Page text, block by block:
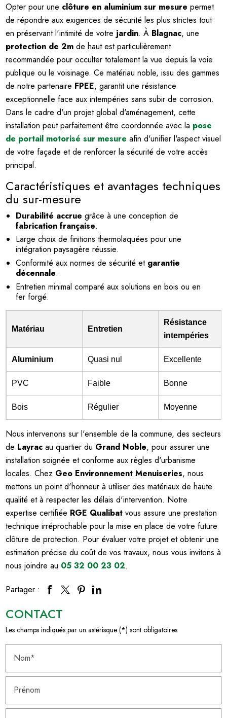
Opter pour une clôture en aluminium sur mesure permet
de répondre aux exigences de sécurité les plus strictes tout
en préservant l'intimité de votre jardin. À Blagnac, une
protection de 2m de haut est particulièrement
recommandée pour occulter totalement la vue depuis la voie
publique ou le voisinage. Ce matériau noble, issu des gammes
de notre partenaire FPEE, garantit une résistance
exceptionnelle face aux intempéries sans subir de corrosion.
Dans le cadre d'un projet global d'aménagement, cette
installation peut parfaitement être coordonnée avec la pose
de portail motorisé sur mesure afin d'unifier l'aspect visuel
de votre façade et de renforcer la sécurité de votre accès
principal.
Caractéristiques et avantages techniques
du sur-mesure
Durabilité accrue grâce à une conception de
fabrication française.
Large choix de finitions thermolaquées pour une
intégration paysagère réussie.
Conformité aux normes de sécurité et garantie
décennale.
Entretien minimal comparé aux solutions en bois ou en
fer forgé.
Matériau Entretien
Résistance
intempéries
Aluminium Quasi nul Excellente
PVC Faible Bonne
Bois Régulier Moyenne
Nous intervenons sur l'ensemble de la commune, des secteurs
de Layrac au quartier du Grand Noble, pour assurer une
installation soignée et conforme aux règles d'urbanisme
locales. Chez Geo Environnement Menuiseries, nous
mettons un point d'honneur à utiliser des matériaux de haute
qualité et à respecter les délais d'intervention. Notre
expertise certifiée RGE Qualibat vous assure une prestation
technique irréprochable pour la mise en place de votre future
clôture de protection. Pour évaluer votre projet et obtenir une
estimation précise du coût de vos travaux, nous vous invitons à
nous joindre au 05 32 00 23 02.
Partager :
CONTACT
Les champs indiqués par un astérisque (*) sont obligatoires
Nom*
Prénom